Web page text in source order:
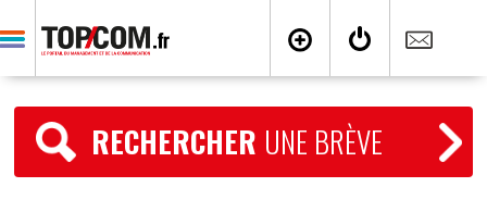
RECHERCHER UNE BRÈVE